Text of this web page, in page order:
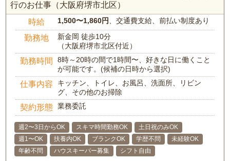
行のお仕事（大阪府堺市北区）
時給 1,500〜1,860円、交通費支給、前払い制度あり
勤務地
新金岡 徒歩10分
（大阪府堺市北区付近）
勤務時間
8時～20時の間で1時間〜、好きな日に働くこと
が可能です。(候補の日時から選択)
仕事内容
キッチン、トイレ、お風呂、洗面所、リビン
グ、その他のお掃除
契約形態 業務委託
週2〜3日からOK スキマ時間勤務OK
土日祝のみOK
週1〜OK
扶養内OK ブランクOK 学歴不問
未経験OK
年齢不問
ハウスキーパー募集 シフト自由